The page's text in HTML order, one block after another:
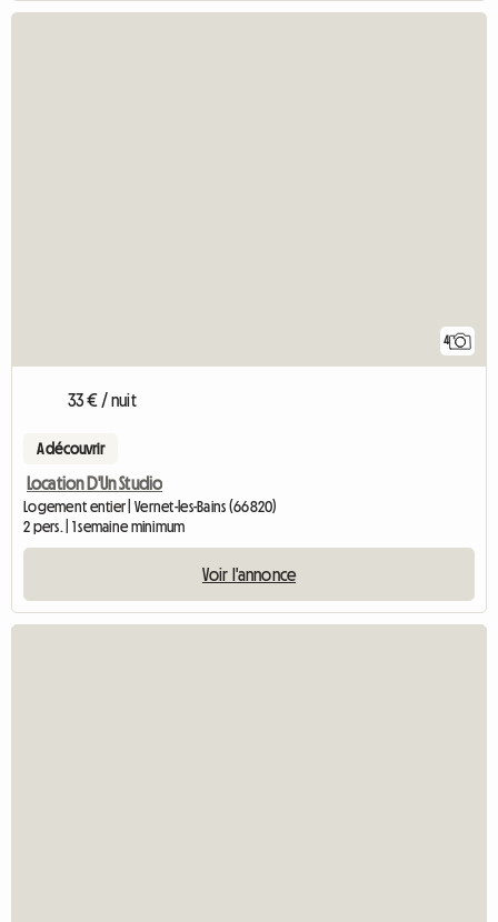
4
33 € / nuit
A découvrir
Location D'Un Studio
Logement entier | Vernet-les-Bains (66820)
2 pers. | 1 semaine minimum
Voir l'annonce